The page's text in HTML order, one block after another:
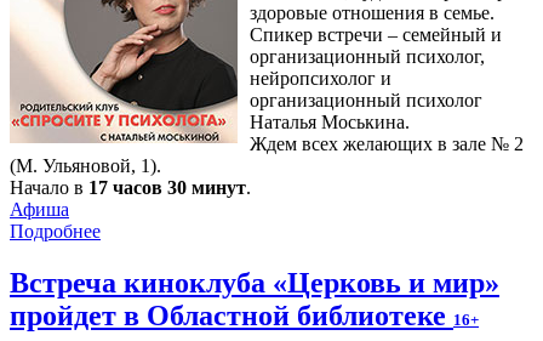
здоровые отношения в семье.
Спикер встречи – семейный и
организационный психолог,
нейропсихолог и
организационный психолог
Наталья Моськина.
Ждем всех желающих в зале № 2
(М. Ульяновой, 1).
Начало в 17 часов 30 минут.
Афиша
Подробнее
Встреча киноклуба «Церковь и мир»
пройдет в Областной библиотеке 16+